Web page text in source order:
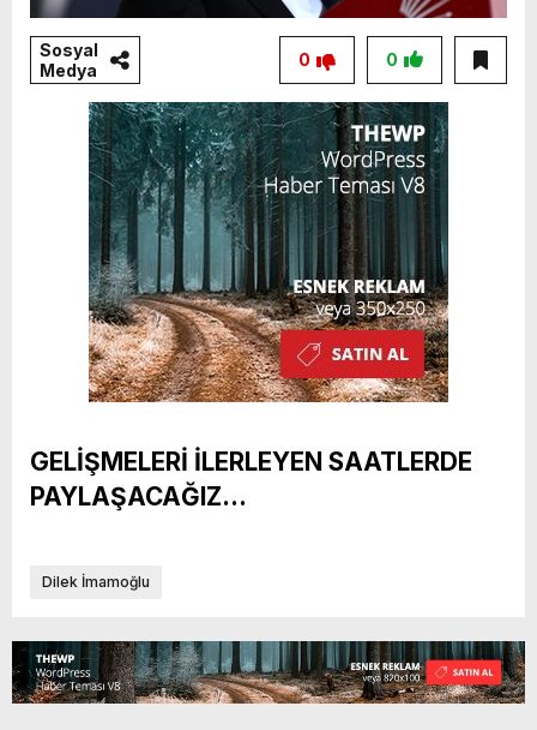
Sosyal
Medya
0
0
GELİŞMELERİ İLERLEYEN SAATLERDE
PAYLAŞACAĞIZ…
Dilek İmamoğlu